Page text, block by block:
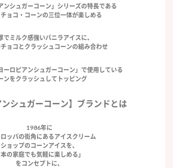
ンシュガーコーン」シリーズの特長である
ョコ・コーンの三位一体が楽しめる
でミルク感強いバニラアイスに、
ョコとクラッシュコーンの組み合わせ
ーロピアンシュガーコーン」で使用している
ンをクラッシュしてトッピング
ンシュガーコーン】ブランドとは
1986年に
ロッパの街角にあるアイスクリーム
ショップのコーンアイスを、
の家庭でも気軽に楽しめる」
をコンセプトに、